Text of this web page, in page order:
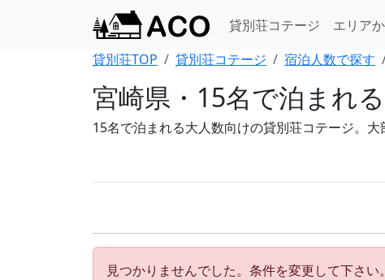
貸別荘コテージ エリア
貸別荘TOP
貸別荘コテージ 宿泊人数で探す
宮崎県・15名で泊まれ
15名で泊まれる大人数向けの貸別荘コテージ。
見つかりませんでした。条件を変更して下さ